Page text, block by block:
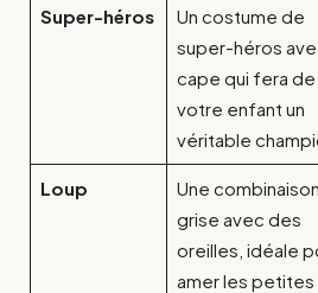
Super-héros
Un costume de
super-héros
cape qui fera de
votre enfant un
véritable
Loup
Une combinaison
grise avec des
oreilles, idéale
amer les petites